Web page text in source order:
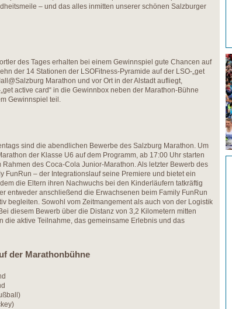
– und das alles inmitten unserer schönen Salzburger
des Tages erhalten bei einem Gewinnspiel gute Chancen auf
der 14 Stationen der LSOFitness-Pyramide auf der LSO-„get
Marathon und vor Ort in der Alstadt aufliegt,
active card“ in die Gewinnbox neben der Marathon-Bühne
Gewinnspiel teil.
sind die abendlichen Bewerbe des Salzburg Marathon. Um
der Klasse U6 auf dem Programm, ab 17:00 Uhr starten
des Coca-Cola Junior-Marathon. Als letzter Bewerb des
FunRun – der Integrationslauf seine Premiere und bietet ein
die Eltern ihren Nachwuchs bei den Kinderläufern tatkräftig
entweder anschließend die Erwachsenen beim Family FunRun
begleiten. Sowohl vom Zeitmangement als auch von der Logistik
diesem Bewerb über die Distanz von 3,2 Kilometern mitten
die aktive Teilnahme, das gemeinsame Erlebnis und das
der Marathonbühne